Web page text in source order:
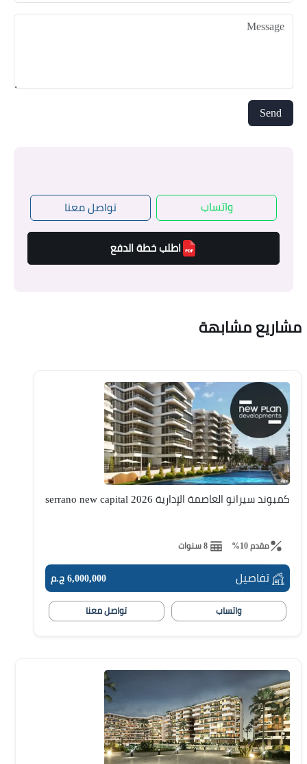
واتساب تواصل معنا
اطلب خطة الدفع
مشاريع مشابهة
كمبوند سيرانو العاصمة الإدارية serrano new capital 2026
مقدم 10% 8 سنوات
تفاصيل 6,000,000 ج.م
واتساب تواصل معنا